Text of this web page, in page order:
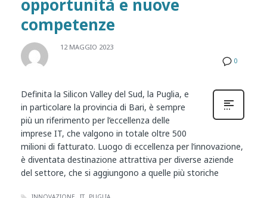
opportunità e nuove
competenze
0
12 MAGGIO 2023
Definita la Silicon Valley del Sud, la Puglia, e
in particolare la provincia di Bari, è sempre
più un riferimento per l’eccellenza delle
imprese IT, che valgono in totale oltre 500
milioni di fatturato. Luogo di eccellenza per l’innovazione,
è diventata destinazione attrattiva per diverse aziende
del settore, che si aggiungono a quelle più storiche